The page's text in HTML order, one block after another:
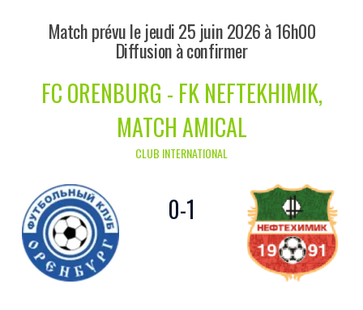
Match prévu le jeudi 25 juin 2026 à 16h00
Diffusion à confirmer
FC ORENBURG - FK NEFTEKHIMIK,
MATCH AMICAL
CLUB INTERNATIONAL
0-1